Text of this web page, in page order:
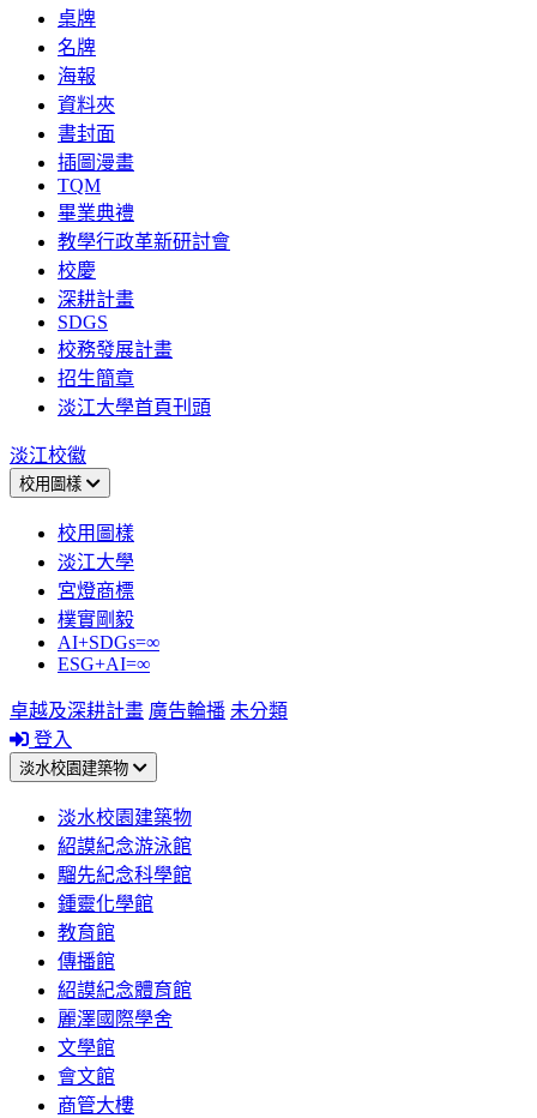
桌牌
名牌
海報
資料夾
書封面
插圖漫畫
TQM
畢業典禮
教學行政革新研討會
校慶
深耕計畫
SDGS
校務發展計畫
招生簡章
淡江大學首頁刊頭
淡江校徽
校用圖樣
校用圖樣
淡江大學
宮燈商標
樸實剛毅
AI+SDGs=∞
ESG+AI=∞
卓越及深耕計畫 廣告輪播 未分類
登入
淡水校園建築物
淡水校園建築物
紹謨紀念游泳館
騮先紀念科學館
鍾靈化學館
教育館
傳播館
紹謨紀念體育館
麗澤國際學舍
文學館
會文館
商管大樓